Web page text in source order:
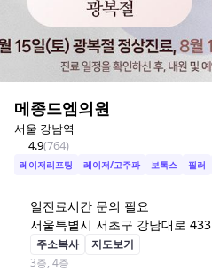
메종드엠의원
서울 강남역
4.9(764)
레이저리프팅 레이저/고주파 보톡스 필러
일진료시간 문의 필요
서울특별시 서초구 강남대로 433
주소복사
지도보기
3층, 4층